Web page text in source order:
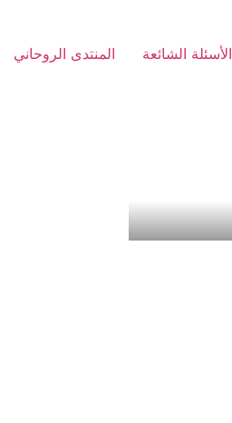
الأسئلة الشائعة المنتدى الروحاني